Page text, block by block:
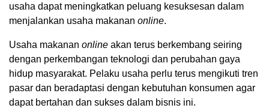
usaha dapat meningkatkan peluang kesuksesan dalam
menjalankan usaha makanan online.
Usaha makanan online akan terus berkembang seiring
dengan perkembangan teknologi dan perubahan gaya
hidup masyarakat. Pelaku usaha perlu terus mengikuti tren
pasar dan beradaptasi dengan kebutuhan konsumen agar
dapat bertahan dan sukses dalam bisnis ini.